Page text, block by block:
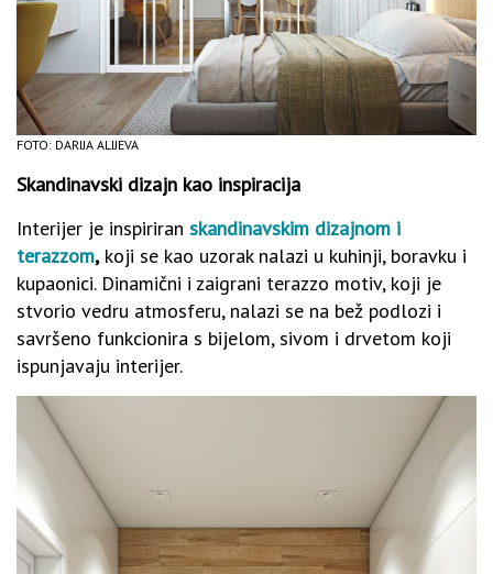
FOTO: DARIJA ALIJEVA
Skandinavski dizajn kao inspiracija
Interijer je inspiriran skandinavskim dizajnom i
terazzom,koji se kao uzorak nalazi u kuhinji, boravku i
kupaonici. Dinamični i zaigrani terazzo motiv, koji je
stvorio vedru atmosferu, nalazi se na bež podlozi i
savršeno funkcionira s bijelom, sivom i drvetom koji
ispunjavaju interijer.